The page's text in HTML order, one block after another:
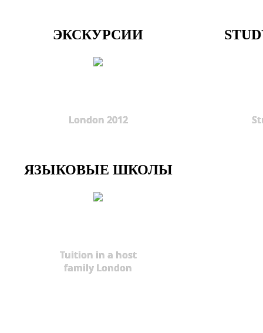
ЭКСКУРСИИ
London 2012
ЯЗЫКОВЫЕ ШКОЛЫ
Tuition in a host
family London